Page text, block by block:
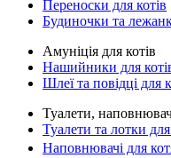
Переноски для котів
Будиночки та
Амуніція для котів
Нашийники для
Шлеї та повідці для
Туалети,
Туалети та лотки для
Наповнювачі для